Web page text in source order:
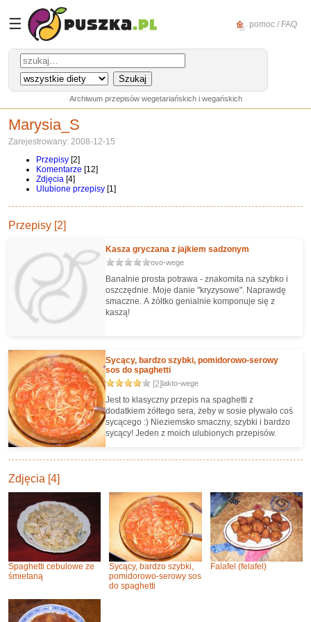
☰ pomoc / FAQ
Archiwum przepisów wegetariańskich i wegańskich
Marysia_S
Zarejestrowany: 2008-12-15
Przepisy [2]
Komentarze [12]
Zdjęcia [4]
Ulubione przepisy [1]
Przepisy [2]
Kasza gryczana z jajkiem sadzonym
ovo-wege
Banalnie prosta potrawa - znakomita na szybko i
oszczędnie. Moje danie "kryzysowe". Naprawdę
smaczne. A żółtko genialnie komponuje się z
kaszą!
Sycący, bardzo szybki, pomidorowo-serowy
sos do spaghetti
[2]lakto-wege
Jest to klasyczny przepis na spaghetti z
dodatkiem żółtego sera, żeby w sosie pływało coś
sycącego :) Nieziemsko smaczny, szybki i bardzo
sycący! Jeden z moich ulubionych przepisów.
Zdjęcia [4]
Spaghetti cebulowe ze
śmietaną
Sycący, bardzo szybki,
pomidorowo-serowy sos
do spaghetti
Falafel (felafel)